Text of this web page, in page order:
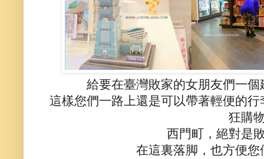
給要在臺灣敗家的女朋友們一
這樣您們一路上還是可以帶著輕便的
狂購
西門町，絕對是
在這裏落脚，也方便